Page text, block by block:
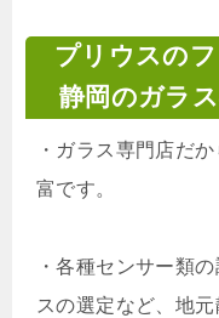
プリウスの
静岡のガラ
・ ガラス専門店だ
富です。
・各種センサー類
スの選定など、地